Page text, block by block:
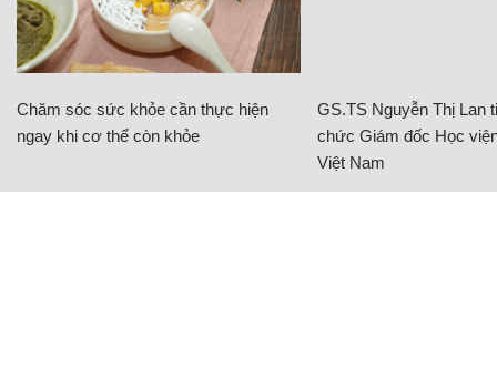
Chăm sóc sức khỏe cần thực hiện
ngay khi cơ thể còn khỏe
GS.TS Nguyễn Thị Lan
chức Giám đốc Học
Việt Nam